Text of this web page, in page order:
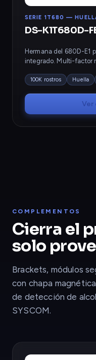
SERIE 1T680 —
DS-K1T680D-
Hermana del 680D-E1
integrado. Multi-factor
100K rostros Huella
Ver
COMPLEMENTOS
Cierra el
solo
Brackets, módulos
con chapa
de detección de
SYSCOM.